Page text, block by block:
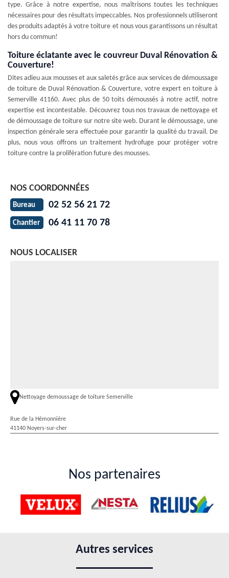
type. Grâce à notre expertise, nous maîtrisons toutes les techniques
nécessaires pour des résultats impeccables. Nos professionnels utiliseront
des produits adaptés à votre toiture et nous vous garantissons un résultat
hors du commun!
Toiture éclatante avec le couvreur Duval Rénovation &
Couverture!
Dites adieu aux mousses et aux saletés grâce aux services de démoussage
de toiture de Duval Rénovation & Couverture, votre expert en toiture à
Semerville 41160. Avec plus de 50 toits démoussés à notre actif, notre
expertise est incontestable. Découvrez tous nos travaux de nettoyage et
de démoussage de toiture sur notre site web. Durant le démoussage, une
inspection générale sera effectuée pour garantir la qualité du travail. De
plus, nous vous offrons un traitement hydrofuge pour protéger votre
toiture contre la prolifération future des mousses.
NOS COORDONNÉES
Bureau 02 52 56 21 72
Chantier 06 41 11 70 78
NOUS LOCALISER
Nettoyage demoussage de toiture Semerville
Rue de la Hémonnière
41140 Noyers-sur-cher
Nos partenaires
Autres services